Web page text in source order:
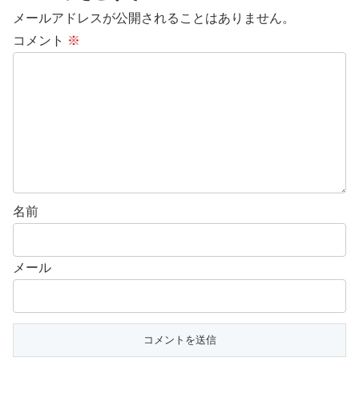
メールアドレスが公開されることはありません。
コメント ※
名前
メール